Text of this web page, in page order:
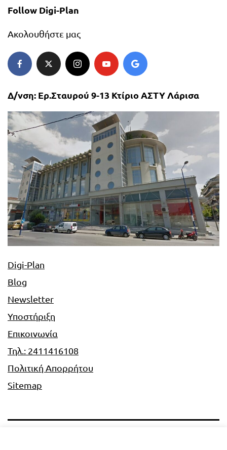
Follow Digi-Plan
Ακολουθήστε μας
Δ/νση: Ερ.Σταυρού 9-13 Κτίριο ΑΣΤΥ Λάρισα
Digi-Plan
Blog
Newsletter
Υποστήριξη
Επικοινωνία
Τηλ.: 2411416108
Πολιτική Απορρήτου
Sitemap